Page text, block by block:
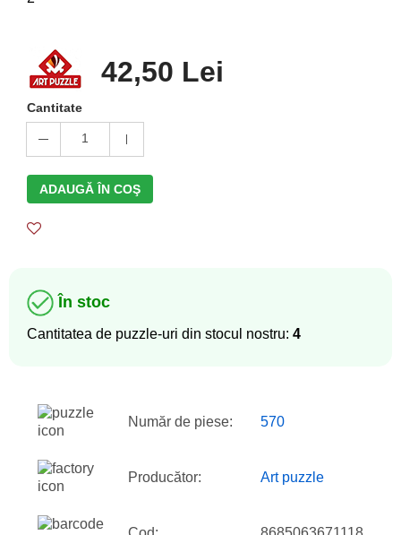
42,50 Lei
Cantitate
1
ADAUGĂ ÎN COŞ
În stoc
Cantitatea de puzzle-uri din stocul nostru: 4
Număr de piese: 570
Producător: Art puzzle